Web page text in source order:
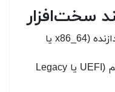
سخت‌افزار
تشخیص خودکار معماری پردازنده (x86_64 یا
شناسایی حالت بوت سیستم (UEFI یا Legacy